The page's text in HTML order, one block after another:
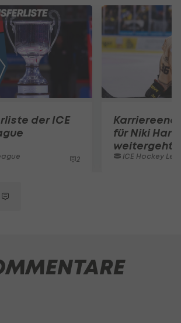
der ICE
2
für Niki Hartl
weitergeht
ICE Hockey